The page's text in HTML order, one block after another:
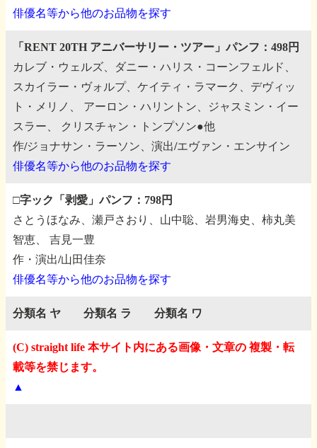
俳優名等から他のお品物を探す
「RENT 20TH アニバーサリー・ツアー」パンフ：498円
カレブ・ウェルズ、ダニー・ハリス・コーンフェルド、
スカイラー・ヴォルプ、ケイティ・ラマーク、デヴィッ
ト・メリノ、
アーロン・ハリントン、ジャスミン・イー
スラー、
クリスチャン・トンプソン●他
作/ジョナサン・ラーソン、演出/エヴァン・エンサイン
俳優名等から他のお品物を探す
□字ック「剥愛」パンフ：798円
さとうほなみ、瀬戸さおり、山中聡、岩男海史、柿丸美
智恵、
吉見一豊
作・演出/山田佳奈
俳優名等から他のお品物を探す
分類名 ヤ 分類名 ラ 分類名 ワ
(C) straight life 本サイト内にある画像・文章の 複製・転
載等を禁じます。
▲